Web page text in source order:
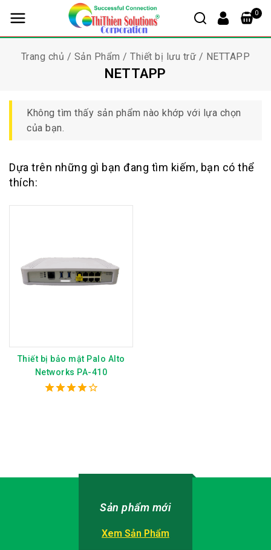
0
Trang chủ / Sản Phẩm / Thiết bị lưu trữ / NETTAPP
NETTAPP
Không tìm thấy sản phẩm nào khớp với lựa chọn
của bạn.
Dựa trên những gì bạn đang tìm kiếm, bạn có thể
thích:
Thiết bị bảo mật Palo Alto
Networks PA-410
Sản phẩm mới
Xem Sản Phẩm